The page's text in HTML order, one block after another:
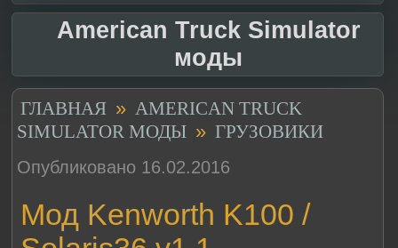
American Truck Simulator
моды
ГЛАВНАЯ » AMERICAN TRUCK
SIMULATOR МОДЫ » ГРУЗОВИКИ
Опубликовано 16.02.2016
Мод Kenworth K100 /